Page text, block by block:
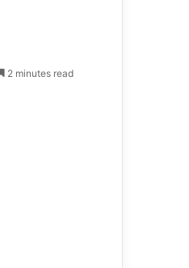
2 minutes read